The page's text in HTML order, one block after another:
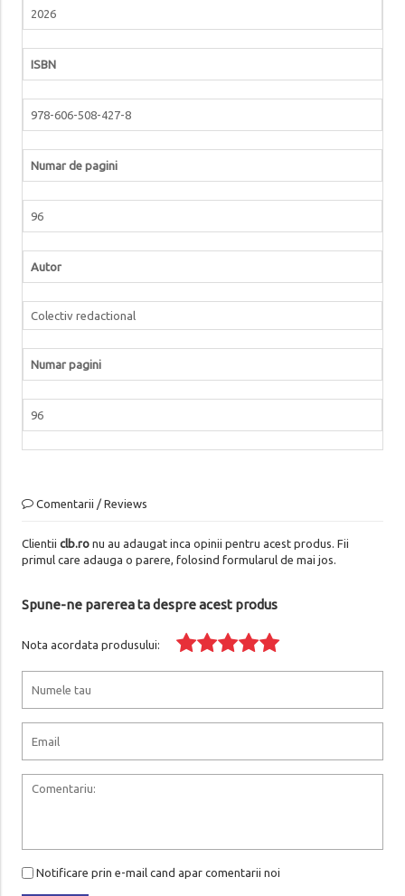
2026
ISBN
978-606-508-427-8
Numar de pagini
96
Autor
Colectiv redactional
Numar pagini
96
Comentarii / Reviews
Clientii clb.ronu au adaugat inca opinii pentru acest produs. Fii
primul care adauga o parere, folosind formularul de mai jos.
Spune-ne parerea ta despre acest produs
Nota acordata produsului:
Notificare prin e-mail cand apar comentarii noi